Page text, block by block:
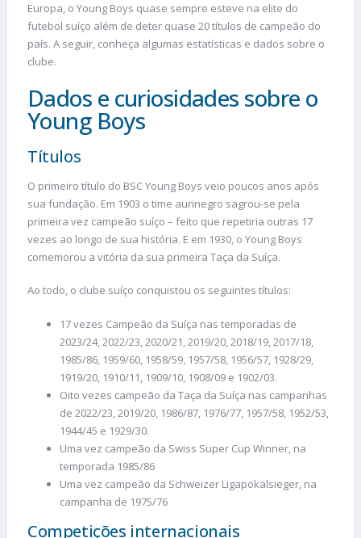
Europa, o Young Boys quase sempre esteve na elite do
futebol suíço além de deter quase 20 títulos de campeão do
país. A seguir, conheça algumas estatísticas e dados sobre o
clube.
Dados e curiosidades sobre o
Young Boys
Títulos
O primeiro título do BSC Young Boys veio poucos anos após
sua fundação. Em 1903 o time aurinegro sagrou-se pela
primeira vez campeão suíço – feito que repetiria outras 17
vezes ao longo de sua história. E em 1930, o Young Boys
comemorou a vitória da sua primeira Taça da Suíça.
Ao todo, o clube suíço conquistou os seguintes títulos:
17 vezes Campeão da Suíça nas temporadas de
2023/24, 2022/23, 2020/21, 2019/20, 2018/19, 2017/18,
1985/86, 1959/60, 1958/59, 1957/58, 1956/57, 1928/29,
1919/20, 1910/11, 1909/10, 1908/09 e 1902/03.
Oito vezes campeão da Taça da Suíça nas campanhas
de 2022/23, 2019/20, 1986/87, 1976/77, 1957/58, 1952/53,
1944/45 e 1929/30.
Uma vez campeão da Swiss Super Cup Winner, na
temporada 1985/86
Uma vez campeão da Schweizer Ligapokalsieger, na
campanha de 1975/76
Competições internacionais